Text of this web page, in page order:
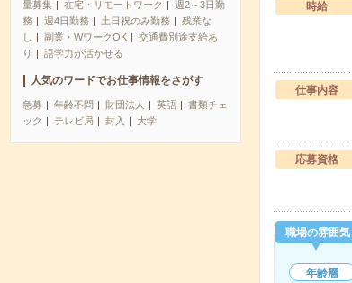
量募集
在宅・リモートワーク
週2～3日勤
務
週4日勤務 土日祝のみ勤務
残業な
し
副業・WワークOK
交通費別途支給あ
り
語学力が活かせる
人気のワードでお仕事情報をさがす
急募 年齢不問 財団法人 英語
書類チェ
ック
テレビ局 封入 大学
時給
仕事内容
応募資格
職場の雰囲気
年齢層